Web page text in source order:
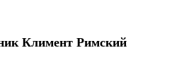
Климент Римский